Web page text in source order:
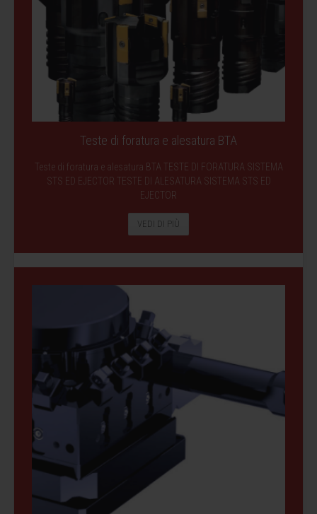
Teste di foratura e alesatura BTA
Teste di foratura e alesatura BTA TESTE DI FORATURA SISTEMA
STS ED EJECTOR TESTE DI ALESATURA SISTEMA STS ED
EJECTOR
VEDI DI PIÙ